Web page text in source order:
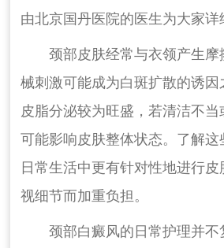
由北京国丹医院的医生为大家详
颈部皮肤经常与衣领产生
械刺激可能成为白斑扩散的诱因
皮脂分泌较为旺盛，若清洁不
可能影响皮肤整体状态。了解这
日常生活中更有针对性地进行
视细节而加重负担。
颈部白癜风的日常护理并不